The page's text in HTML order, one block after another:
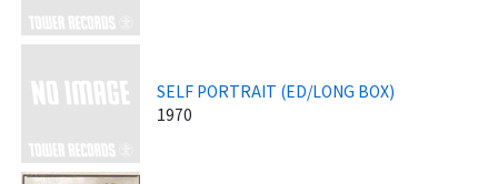
SELF PORTRAIT (ED/LONG BOX)
1970